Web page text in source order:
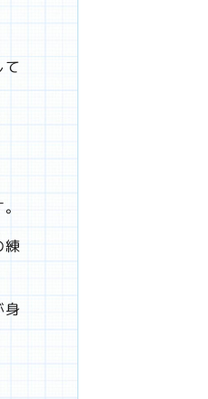
て
練
身